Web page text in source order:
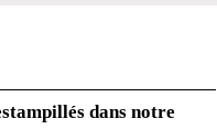
dans notre